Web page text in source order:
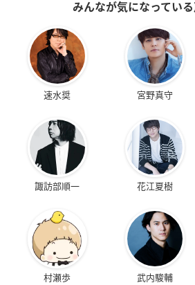
みんなが気になってい
速水奨 宮野真守
諏訪部順一 花江夏樹
村瀬歩 武内駿輔